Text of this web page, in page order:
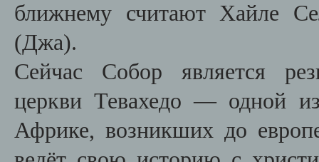
ближнему считают Хайле
(Джа).
Сейчас Собор является
церкви Тевахедо — одной
Африке, возникших до